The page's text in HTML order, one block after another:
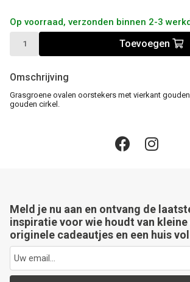
Op voorraad, verzonden binnen 2-3
Toevoegen
Omschrijving
Grasgroene ovalen oorstekers met vierkant
gouden cirkel.
Meld je nu aan en ontvang de
inspiratie voor wie houdt van
originele cadeautjes en een huis